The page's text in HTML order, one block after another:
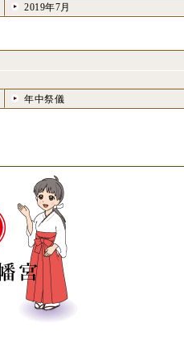
2019年7月
年中祭儀